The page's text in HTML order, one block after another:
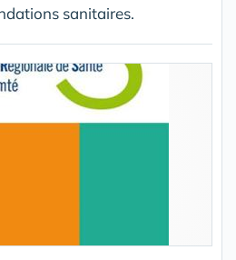
sanitaires.